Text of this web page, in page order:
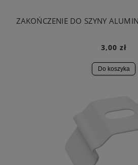
ZAKOŃCZENIE DO SZYNY
3,00 zł
Do koszyka